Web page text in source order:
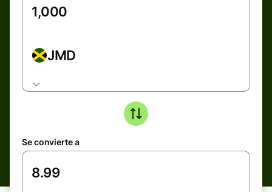
JMD
Se convierte a